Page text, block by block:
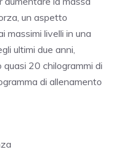
un aspetto
massimi livelli in una
ultimi due anni,
20 chilogrammi di
di allenamento